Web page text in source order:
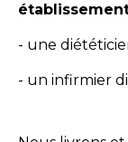
- une
- un infirmier